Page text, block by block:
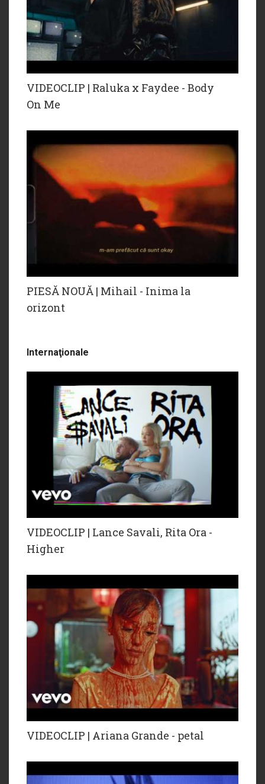
VIDEOCLIP | Raluka x Faydee - Body
On Me
PIESĂ NOUĂ | Mihail - Inima la
orizont
Internaţionale
VIDEOCLIP | Lance Savali, Rita Ora -
Higher
VIDEOCLIP | Ariana Grande - petal